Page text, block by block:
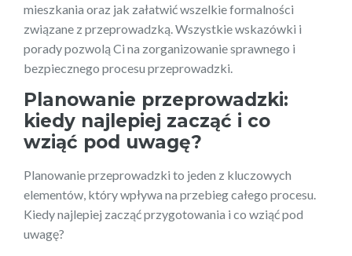
mieszkania oraz jak załatwić wszelkie formalności
związane z przeprowadzką. Wszystkie wskazówki i
porady pozwolą Ci na zorganizowanie sprawnego i
bezpiecznego procesu przeprowadzki.
Planowanie przeprowadzki:
kiedy najlepiej zacząć i co
wziąć pod uwagę?
Planowanie przeprowadzki to jeden z kluczowych
elementów, który wpływa na przebieg całego procesu.
Kiedy najlepiej zacząć przygotowania i co wziąć pod
uwagę?